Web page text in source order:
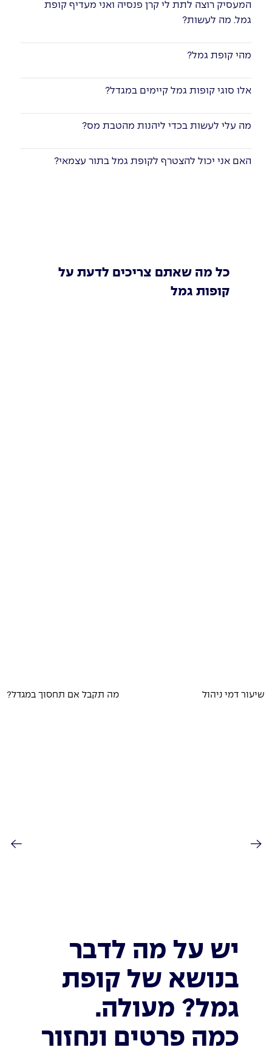
המעסיק רוצה לתת לי קרן פנסיה ואני מעדיף קופת
גמל. מה לעשות?
מהי קופת גמל?
אלו סוגי קופות גמל קיימים במגדל?
מה עלי לעשות בכדי ליהנות מהטבת מס?
האם אני יכול להצטרף לקופת גמל בתור עצמאי?
כל מה שאתם צריכים לדעת על
קופות גמל
שיעור דמי ניהול מה תקבל אם תחסוך במגדל?
יש על מה לדבר
בנושא של קופת
גמל? מעולה.
כמה פרטים ונחזור